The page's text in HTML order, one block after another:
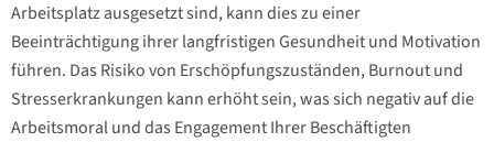
Arbeitsplatz ausgesetzt sind, kann dies zu einer
Beeinträchtigung ihrer langfristigen Gesundheit und Motivation
führen. Das Risiko von Erschöpfungszuständen, Burnout und
Stresserkrankungen kann erhöht sein, was sich negativ auf die
Arbeitsmoral und das Engagement Ihrer Beschäftigten